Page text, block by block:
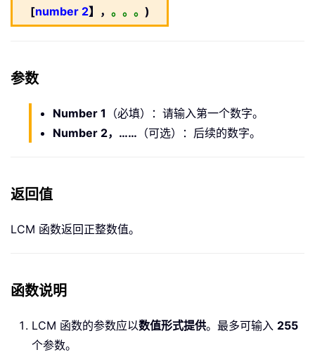
[number 2】， 。。。 )
参数
Number 1 （必填）：请输入第一个数字。
Number 2，…… （可选）：后续的数字。
返回值
LCM 函数返回正整数值。
函数说明
LCM 函数的参数应以数值形式提供。最多可输入 255
个参数。